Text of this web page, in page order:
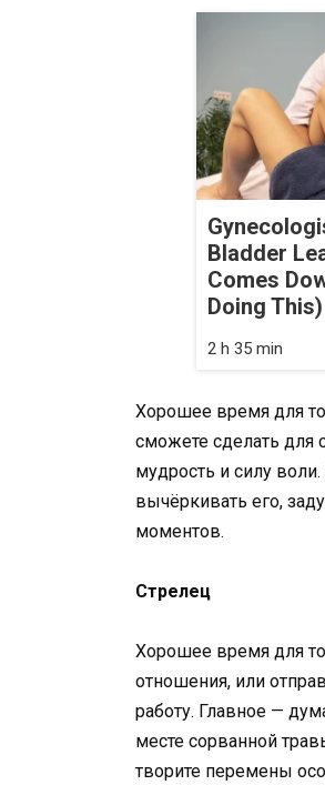
Bladder
Comes
Doing This)
2 h 35 min
Хорошее время для
сможете сделать для
мудрость и силу
вычёркивать его,
моментов.
Стрелец
Хорошее время для
отношения, или
работу. Главное —
месте сорванной
творите перемены